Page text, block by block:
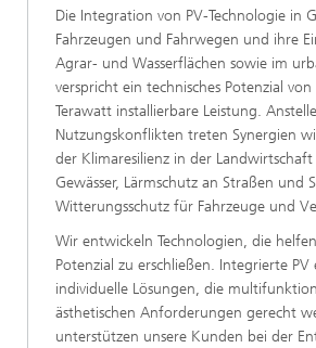
Die Integration von PV-Technologie in
Fahrzeugen und Fahrwegen und ihre
Agrar- und Wasserflächen sowie im
verspricht ein technisches Potenzial
Terawatt installierbare Leistung.
Nutzungskonflikten treten Synergien
der Klimaresilienz in der
Gewässer, Lärmschutz an Straßen und
Witterungsschutz für Fahrzeuge und
Wir entwickeln Technologien, die
Potenzial zu erschließen. Integrierte
individuelle Lösungen, die
ästhetischen Anforderungen gerecht
unterstützen unsere Kunden bei der